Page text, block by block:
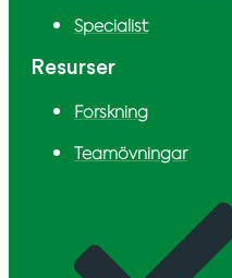
Specialist
Resurser
Forskning
Teamövningar